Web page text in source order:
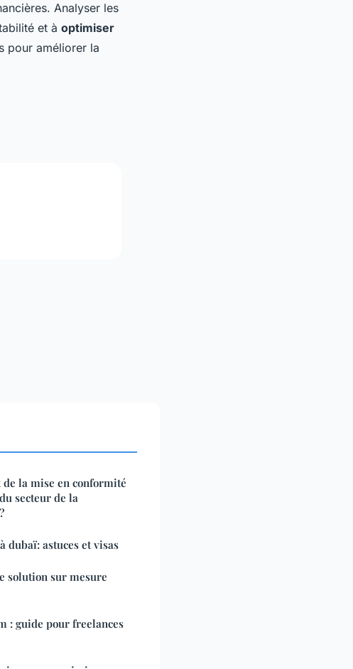
Analyser les
et à optimiser
pour améliorer la
la mise en conformité
secteur de la
dubaï: astuces et visas
solution sur mesure
: guide pour freelances